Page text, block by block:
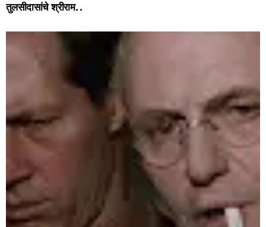
तुलसीदासांचे श्रीराम..